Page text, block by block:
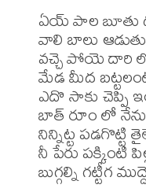
ఏయ్ పాల బూతు
వాలి బాలు
వచ్చె పోయె దారి
మేడ మీద
ఎదొ సాకు చెప్పి
బాత్ రూం లో
నిన్నిట్ట పడగొట్టి
నీ పేరు పక్కింటి
బుగ్గల్ని గట్టీగ